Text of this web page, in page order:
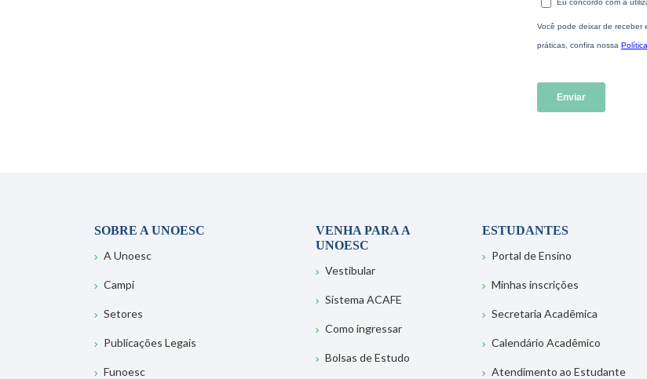
SOBRE A UNOESC
A Unoesc
Campi
Setores
Publicações Legais
Funoesc
VENHA PARA A
UNOESC
Vestibular
Sistema ACAFE
Como ingressar
Bolsas de Estudo
ESTUDANTES
Portal de Ensino
Minhas inscrições
Secretaria Acadêmica
Calendário Acadêmico
Atendimento ao Estudante